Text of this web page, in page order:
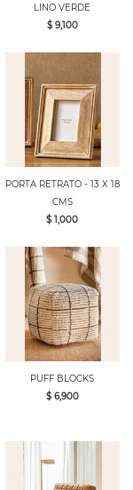
LINO VERDE
$ 9,100
PORTA RETRATO - 13 X 18
CMS
$ 1,000
PUFF BLOCKS
$ 6,900